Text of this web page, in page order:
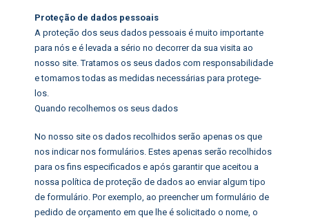
Proteção de dados pessoais
A proteção dos seus dados pessoais é muito importante
para nós e é levada a sério no decorrer da sua visita ao
nosso site. Tratamos os seus dados com responsabilidade
e tomamos todas as medidas necessárias para protege-
los.
Quando recolhemos os seus dados
No nosso site os dados recolhidos serão apenas os que
nos indicar nos formulários. Estes apenas serão recolhidos
para os fins especificados e após garantir que aceitou a
nossa política de proteção de dados ao enviar algum tipo
de formulário. Por exemplo, ao preencher um formulário de
pedido de orçamento em que lhe é solicitado o nome, o